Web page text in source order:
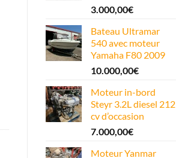
3.000,00€
Bateau Ultramar
540 avec moteur
Yamaha F80 2009
10.000,00€
Moteur in-bord
Steyr 3.2L diesel 212
cv d’occasion
7.000,00€
Moteur Yanmar